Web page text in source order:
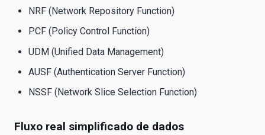
NRF (Network Repository Function)
PCF (Policy Control Function)
UDM (Unified Data Management)
AUSF (Authentication Server Function)
NSSF (Network Slice Selection Function)
Fluxo real simplificado de dados